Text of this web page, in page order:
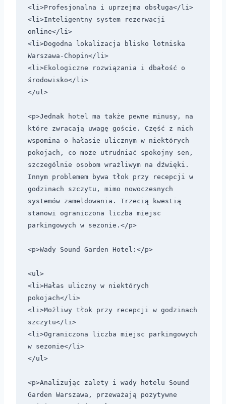
<li>Profesjonalna i uprzejma obsługa</li>
<li>Inteligentny system rezerwacji
online</li>
<li>Dogodna lokalizacja blisko lotniska
Warszawa-Chopin</li>
<li>Ekologiczne rozwiązania i dbałość o
środowisko</li>
</ul>
<p>Jednak hotel ma także pewne minusy, na
które zwracają uwagę goście. Część z nich
wspomina o hałasie ulicznym w niektórych
pokojach, co może utrudniać spokojny sen,
szczególnie osobom wrażliwym na dźwięki.
Innym problemem bywa tłok przy recepcji w
godzinach szczytu, mimo nowoczesnych
systemów zameldowania. Trzecią kwestią
stanowi ograniczona liczba miejsc
parkingowych w sezonie.</p>
<p>Wady Sound Garden Hotel:</p>
<ul>
<li>Hałas uliczny w niektórych
pokojach</li>
<li>Możliwy tłok przy recepcji w godzinach
szczytu</li>
<li>Ograniczona liczba miejsc parkingowych
w sezonie</li>
</ul>
<p>Analizując zalety i wady hotelu Sound
Garden Warszawa, przeważają pozytywne